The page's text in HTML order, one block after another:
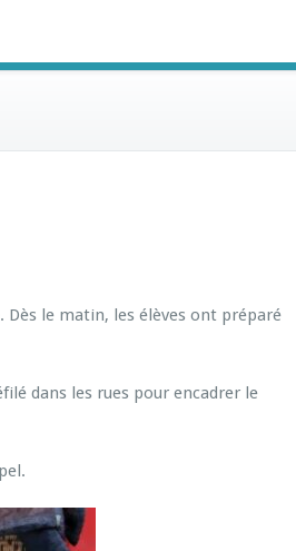
Dès le matin, les élèves ont préparé
dans les rues pour encadrer le